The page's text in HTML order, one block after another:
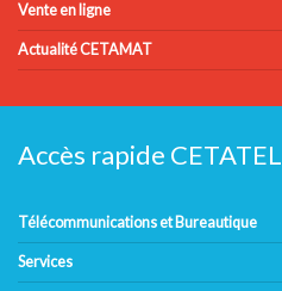
Vente en ligne
Actualité CETAMAT
Accès rapide CETATEL
Télécommunications et Bureautique
Services